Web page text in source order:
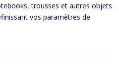
trousses et autres objets
vos paramètres de